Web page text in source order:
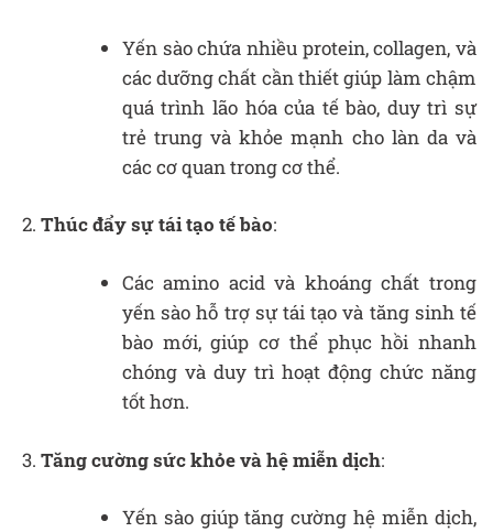
Yến sào chứa nhiều protein, collagen, và
các dưỡng chất cần thiết giúp làm chậm
quá trình lão hóa của tế bào, duy trì sự
trẻ trung và khỏe mạnh cho làn da và
các cơ quan trong cơ thể.
Thúc đẩy sự tái tạo tế bào:
Các amino acid và khoáng chất trong
yến sào hỗ trợ sự tái tạo và tăng sinh tế
bào mới, giúp cơ thể phục hồi nhanh
chóng và duy trì hoạt động chức năng
tốt hơn.
Tăng cường sức khỏe và hệ miễn dịch:
Yến sào giúp tăng cường hệ miễn dịch,